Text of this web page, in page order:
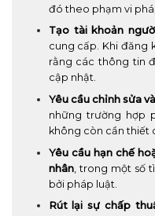
đó theo phạm vi
Tạo tài khoản
cung cấp. Khi đăng
rằng các thông tin
cập nhật.
Yêu cầu chỉnh sửa
những trường hợp
không còn cần thiết
Yêu cầu hạn chế
nhân, trong một số
bởi pháp luật.
Rút lại sự chấp